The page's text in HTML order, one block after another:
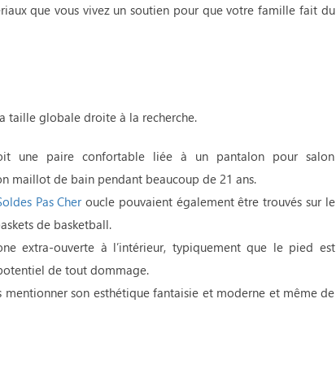
que vous vivez un soutien pour que votre famille fait du
taille globale droite à la recherche.
une paire confortable liée à un pantalon pour salon
maillot de bain pendant beaucoup de 21 ans.
Pas Cheroucle pouvaient également être trouvés sur le
de basketball.
extra-ouverte à l’intérieur, typiquement que le pied est
de tout dommage.
mentionner son esthétique fantaisie et moderne et même de